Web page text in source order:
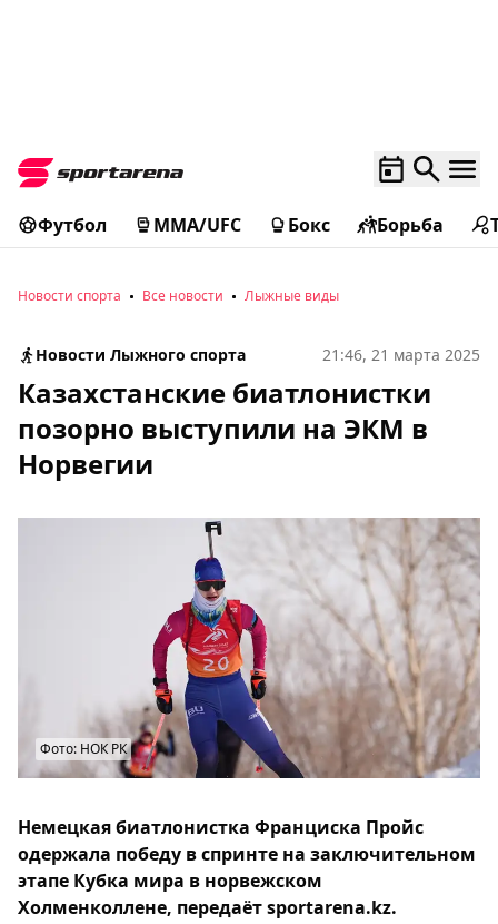
Футбол MMA/UFC Бокс Борьба
Новости спорта Все новости Лыжные виды
Новости Лыжного спорта 21:46, 21 марта 2025
Казахстанские биатлонистки
позорно выступили на ЭКМ в
Норвегии
Фото: НОК РК
Немецкая биатлонистка Франциска Пройс
одержала победу в спринте на заключительном
этапе Кубка мира в норвежском
Холменколлене, передаёт sportarena.kz.